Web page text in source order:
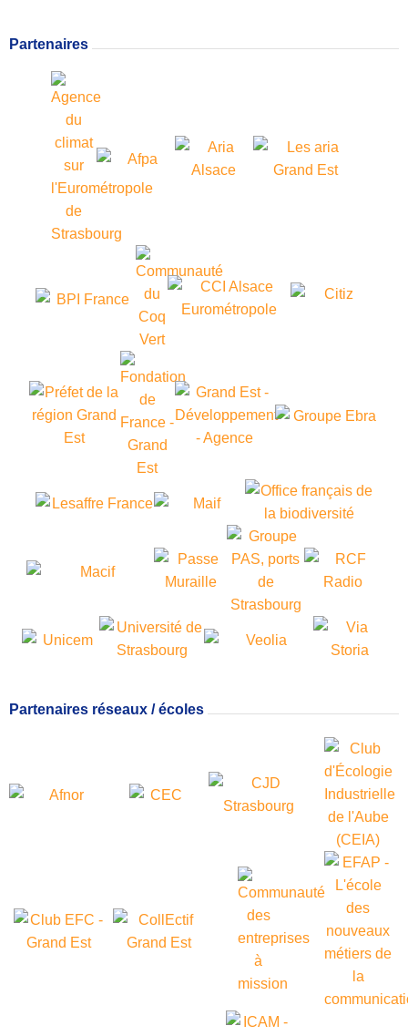
Partenaires
Partenaires réseaux / écoles